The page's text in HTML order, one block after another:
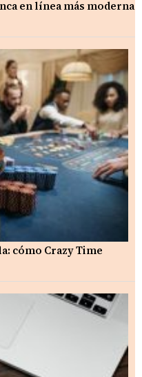
en línea más moderna
cómo Crazy Time